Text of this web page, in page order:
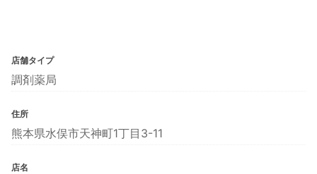
店舗タイプ
調剤薬局
住所
熊本県水俣市天神町1丁目3-11
店名